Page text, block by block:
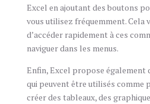
Excel en ajoutant des boutons
vous utilisez fréquemment. Cela
d’accéder rapidement à ces
naviguer dans les menus.
Enfin, Excel propose également
qui peuvent être utilisés comme
créer des tableaux, des